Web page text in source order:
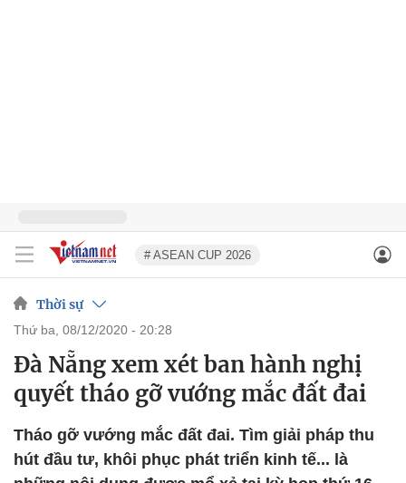
# ASEAN CUP 2026
Thời sự
thứ ba, 08/12/2020 - 20:28
Đà Nẵng xem xét ban hành nghị
quyết tháo gỡ vướng mắc đất đai
Tháo gỡ vướng mắc đất đai. Tìm giải pháp thu
hút đầu tư, khôi phục phát triển kinh tế... là